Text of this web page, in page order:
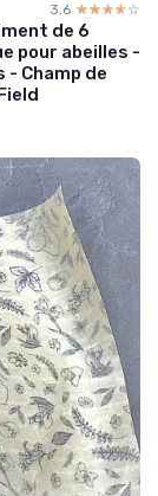
3.6 ☆☆☆☆☆
★★★★★
de 6
pour abeilles -
Champ de